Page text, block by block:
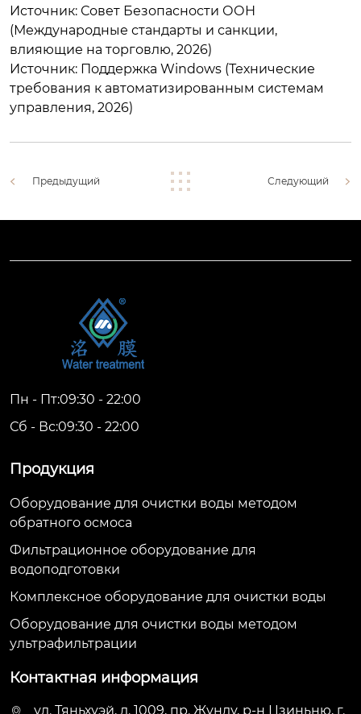
Источник: Совет Безопасности ООН
(Международные стандарты и санкции,
влияющие на торговлю, 2026)
Источник: Поддержка Windows (Технические
требования к автоматизированным системам
управления, 2026)
Предыдущий Следующий
Пн - Пт:09:30 - 22:00
Сб - Вс:09:30 - 22:00
Продукция
Оборудование для очистки воды методом
обратного осмоса
Фильтрационное оборудование для
водоподготовки
Комплексное оборудование для очистки воды
Оборудование для очистки воды методом
ультрафильтрации
Контактная информация
ул. Тяньхуэй, д. 1009, пр. Жунду, р-н Цзиньню, г.